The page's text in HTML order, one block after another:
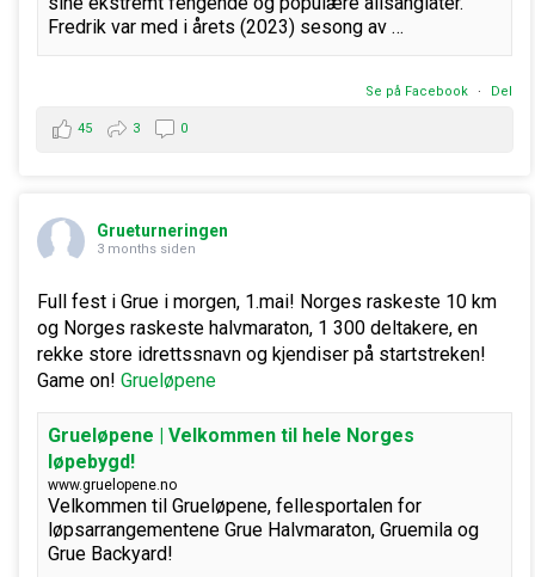
Fredrik var med i årets (2023) sesong av …
Se på Facebook · Del
45 3 0
Grueturneringen
3 months siden
Full fest i Grue i morgen, 1.mai! Norges raskeste 10 km
og Norges raskeste halvmaraton, 1 300 deltakere, en
rekke store idrettssnavn og kjendiser på startstreken!
Game on!Grueløpene
Grueløpene | Velkommen til hele Norges
løpebygd!
www.gruelopene.no
Velkommen til Grueløpene, fellesportalen for
løpsarrangementene Grue Halvmaraton, Gruemila og
Grue Backyard!